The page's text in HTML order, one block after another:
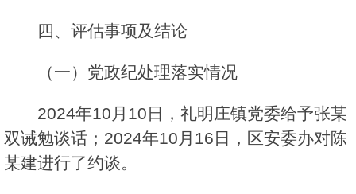
四、评估事项及结论
（一）党政纪处理落实情况
2024年10月10日，礼明庄镇党委给予张某
双诫勉谈话；2024年10月16日，区安委办对陈
某建进行了约谈。